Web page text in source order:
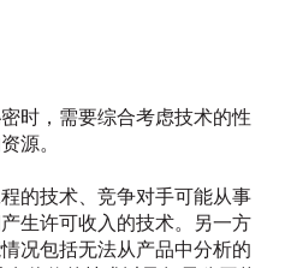
时，需要综合考虑技术的性
源。
的技术、竞争对手可能从事
生许可收入的技术。另一方
况包括无法从产品中分析的